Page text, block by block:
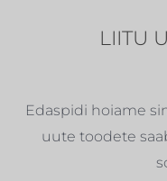
LIITU
Edaspidi hoiame
uute toodete